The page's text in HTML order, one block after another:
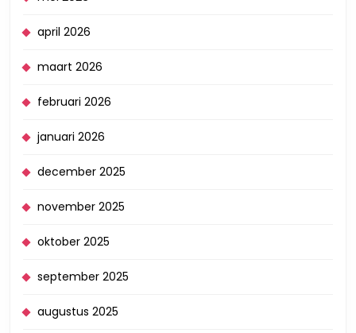
april 2026
maart 2026
februari 2026
januari 2026
december 2025
november 2025
oktober 2025
september 2025
augustus 2025